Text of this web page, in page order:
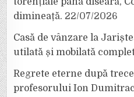
dimineață. 22/07/2026
Casă de vânzare la
utilată și mobilată
Regrete eterne după
profesorului Ion